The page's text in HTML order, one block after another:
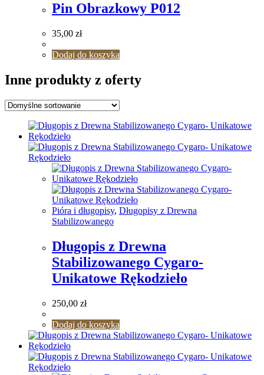
Pin Obrazkowy P012
35,00 zł
Dodaj do koszyka
Inne produkty z oferty
Pióra i długopisy, Długopisy z Drewna
Stabilizowanego
Długopis z Drewna
Stabilizowanego Cygaro-
Unikatowe Rękodzieło
250,00 zł
Dodaj do koszyka